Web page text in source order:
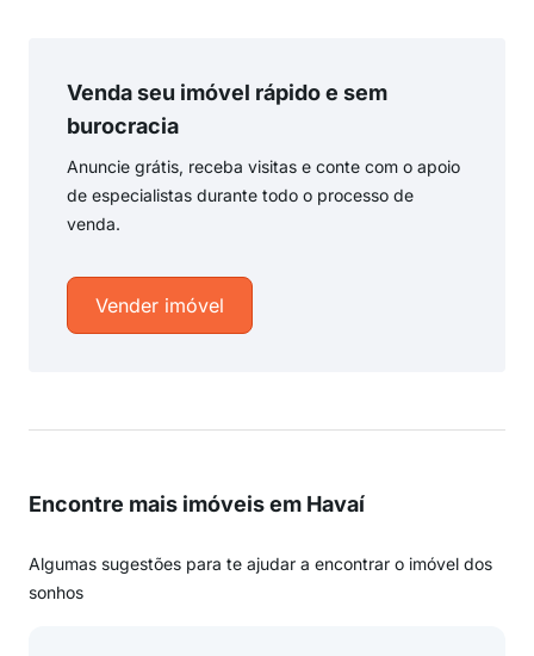
Venda seu imóvel rápido e sem
burocracia
Anuncie grátis, receba visitas e conte com o apoio
de especialistas durante todo o processo de
venda.
Vender imóvel
Encontre mais imóveis em Havaí
Algumas sugestões para te ajudar a encontrar o imóvel dos
sonhos